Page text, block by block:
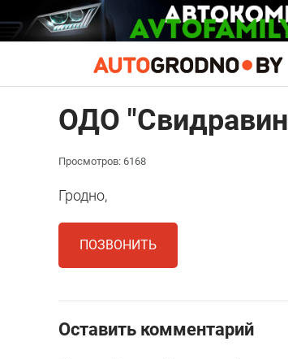
ОДО
Просмотров: 6168
Гродно,
ПОЗВОНИТЬ
Оставить комментарий